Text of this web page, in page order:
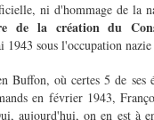
ni d'hommage de la
de la création du
1943 sous l'occupation
Buffon, où certes 5 de ses
en février 1943,
aujourd'hui, on en est à